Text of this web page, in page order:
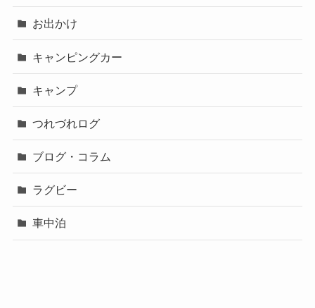
お出かけ
キャンピングカー
キャンプ
つれづれログ
ブログ・コラム
ラグビー
車中泊